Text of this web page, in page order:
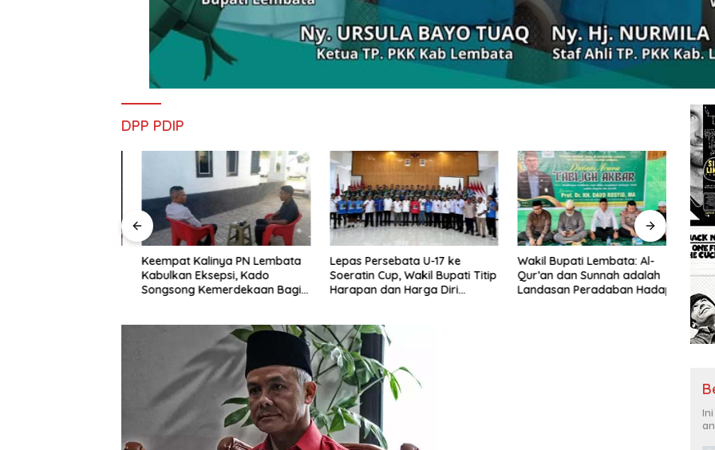
DPP PDIP
Keempat Kalinya PN Lembata
Kabulkan Eksepsi, Kado
Songsong Kemerdekaan Bagi
Lepas Persebata U-17 ke
Soeratin Cup, Wakil Bupati Titip
Harapan dan Harga Diri
Wakil Bupati Lembata: Al-
Qur’an dan Sunnah adalah
Landasan Peradaban Hadapi